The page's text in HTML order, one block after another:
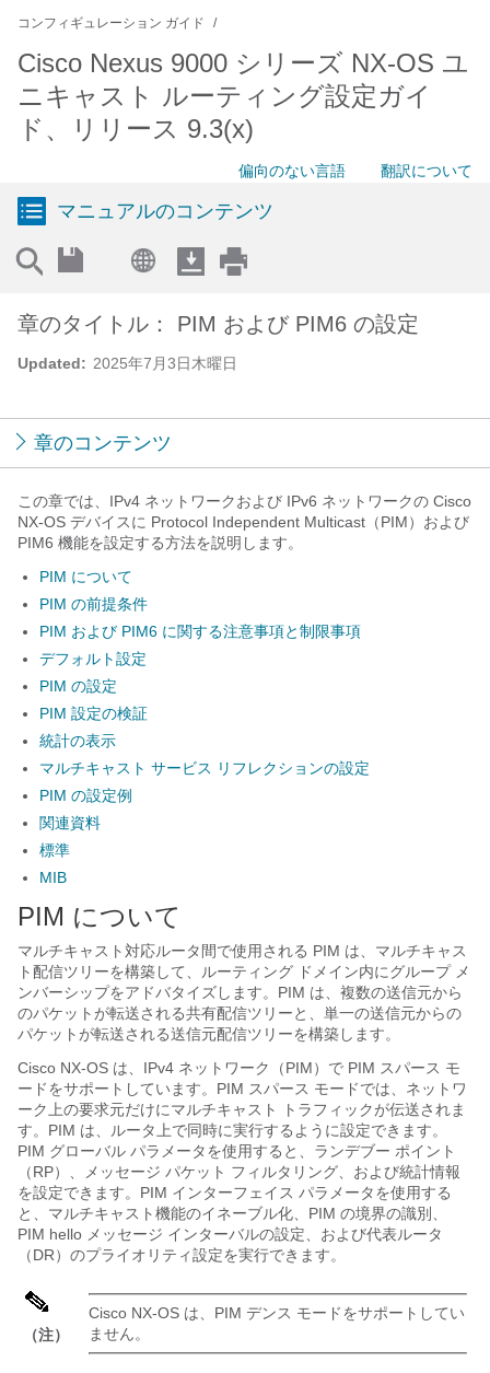
コンフィギュレーション ガイド
Cisco Nexus 9000 シリーズ NX-OS ユ
ニキャスト ルーティング設定ガイ
ド、リリース 9.3(x)
偏向のない言語 翻訳について
マニュアルのコンテンツ
Updated: 2025年7月3日木曜日
章のタイトル： PIM および PIM6 の設定
章のコンテンツ
この章では、IPv4 ネットワークおよび IPv6 ネットワークの Cisco
NX-OS デバイスに Protocol Independent Multicast（PIM）および
PIM6 機能を設定する方法を説明します。
PIM について
PIM の前提条件
PIM および PIM6 に関する注意事項と制限事項
デフォルト設定
PIM の設定
PIM 設定の検証
統計の表示
マルチキャスト サービス リフレクションの設定
PIM の設定例
関連資料
標準
MIB
PIM について
マルチキャスト対応ルータ間で使用される PIM は、マルチキャス
ト配信ツリーを構築して、ルーティング ドメイン内にグループ メ
ンバーシップをアドバタイズします。PIM は、複数の送信元から
のパケットが転送される共有配信ツリーと、単一の送信元からの
パケットが転送される送信元配信ツリーを構築します。
Cisco NX-OS は、IPv4 ネットワーク（PIM）で PIM スパース モ
ードをサポートしています。PIM スパース モードでは、ネットワ
ーク上の要求元だけにマルチキャスト トラフィックが伝送されま
す。PIM は、ルータ上で同時に実行するように設定できます。
PIM グローバル パラメータを使用すると、ランデブー ポイント
（RP）、メッセージ パケット フィルタリング、および統計情報
を設定できます。PIM インターフェイス パラメータを使用する
と、マルチキャスト機能のイネーブル化、PIM の境界の識別、
PIM hello メッセージ インターバルの設定、および代表ルータ
（DR）のプライオリティ設定を実行できます。
（注）
Cisco NX-OS は、PIM デンス モードをサポートしてい
ません。